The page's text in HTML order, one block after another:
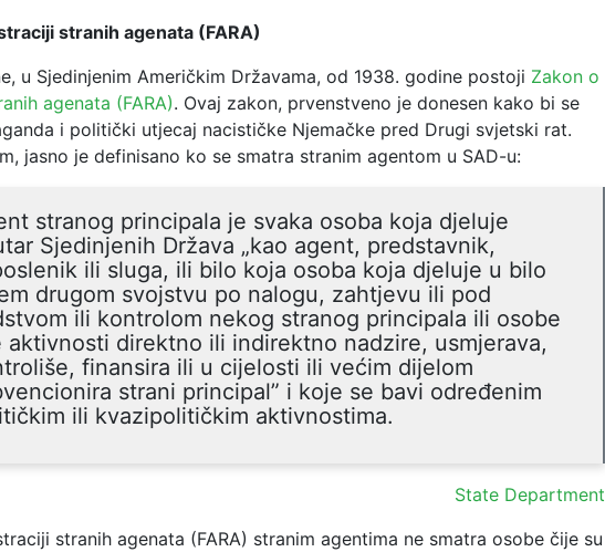
stranih agenata (FARA)
u Sjedinjenim Američkim Državama, od 1938. godine postoji Zakon o
agenata (FARA). Ovaj zakon, prvenstveno je donesen kako bi se
i politički utjecaj nacističke Njemačke pred Drugi svjetski rat.
jasno je definisano ko se smatra stranim agentom u SAD-u:
stranog principala je svaka osoba koja djeluje
Sjedinjenih Država „kao agent, predstavnik,
ili sluga, ili bilo koja osoba koja djeluje u bilo
drugom svojstvu po nalogu, zahtjevu ili pod
ili kontrolom nekog stranog principala ili osobe
aktivnosti direktno ili indirektno nadzire, usmjerava,
finansira ili u cijelosti ili većim dijelom
strani principal” i koje se bavi određenim
ili kvazipolitičkim aktivnostima.
State Department
stranih agenata (FARA) stranim agentima ne smatra osobe čije su